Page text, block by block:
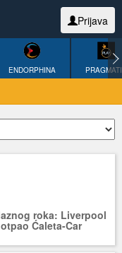
Prijava
ENDORPHINA
roka: Liverpool
Ćaleta-Car